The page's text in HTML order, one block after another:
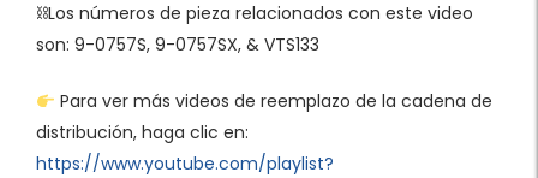
⛓Los números de pieza relacionados con este video
son: 9-0757S, 9-0757SX, & VTS133
Para ver más videos de reemplazo de la cadena de
distribución, haga clic en:
https://www.youtube.com/playlist?